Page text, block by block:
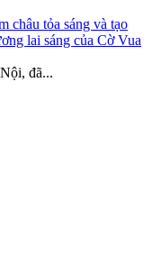
châu tỏa sáng và tạo
lai sáng của Cờ Vua
đã...